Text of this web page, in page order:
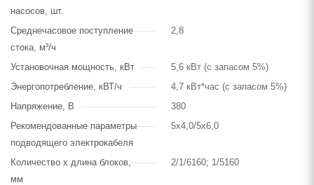
насосов, шт.
Среднечасовое поступление
стока, м³/ч
2,8
Установочная мощность, кВт
5,6 кВт (с запасом 5%)
Энергопотребление, кВТ/ч
4,7 кВт*час (с запасом 5%)
Напряжение, В
380
Рекомендованные параметры
подводящего электрокабеля
5х4,0/5х6,0
Количество х длина блоков,
мм
2/1/6160; 1/5160